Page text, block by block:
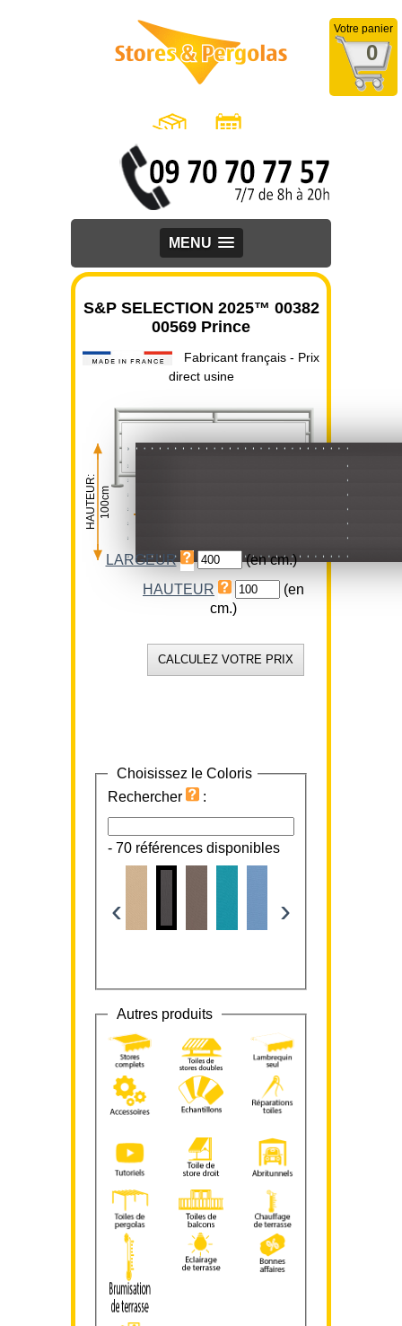
Votre panier
0
MENU
S&P SELECTION 2025™ 00382
00569 Prince
Fabricant français - Prix
direct usine
HAUTEUR:100cm
LARGEUR:
400cm
LARGEUR
(en cm.)
HAUTEUR
(en
cm.)
Choisissez le Coloris
Rechercher
:
- 70 références disponibles
‹ ›
Autres produits